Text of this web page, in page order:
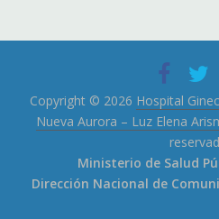
Copyright © 2026 Hospital
Nueva Aurora – Luz Elena
Ministerio de Salud
Dirección Nacional de